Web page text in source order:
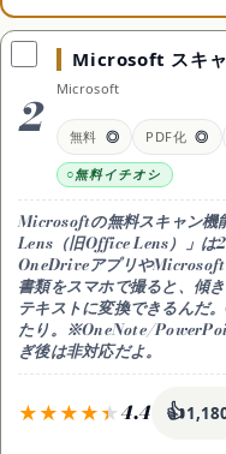
料金
完全無料
無料枠
完全無料でスキャン・コピ
目安（円/月換算）
0円で日常の文字起こしに十分
手書き
対応（精度は文字次第）
出力
テキストコピー / 翻訳
用途
日常のスキャン・翻訳
安全
2
Microsoft スキ
Microsoft
無料 ◎ PDF化 ◎
無料イチオシ
Microsoftの無料スキャン機
Lens（旧Office Lens）」は
OneDriveアプリやMicrosoft
書類をスマホで撮ると、傾
テキストに変換できるんだ
たり。※OneNote/
ぎ後は非対応だよ。
4.4 👍